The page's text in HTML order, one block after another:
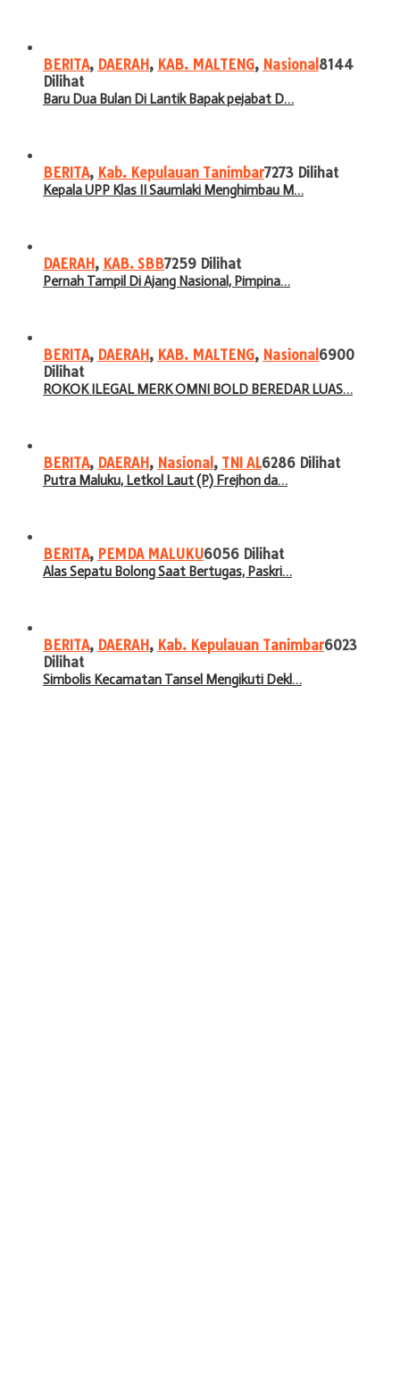
BERITA, DAERAH, KAB. MALTENG, Nasional 8144
Dilihat
Baru Dua Bulan Di Lantik Bapak pejabat D…
BERITA, Kab. Kepulauan Tanimbar7273 Dilihat
Kepala UPP Klas II Saumlaki Menghimbau M…
DAERAH, KAB. SBB7259 Dilihat
Pernah Tampil Di Ajang Nasional, Pimpina…
BERITA, DAERAH, KAB. MALTENG, Nasional 6900
Dilihat
ROKOK ILEGAL MERK OMNI BOLD BEREDAR LUAS…
BERITA, DAERAH, Nasional , TNI AL6286 Dilihat
Putra Maluku, Letkol Laut (P) Frejhon da…
BERITA, PEMDA MALUKU6056 Dilihat
Alas Sepatu Bolong Saat Bertugas, Paskri…
BERITA, DAERAH, Kab. Kepulauan Tanimbar6023
Dilihat
Simbolis Kecamatan Tansel Mengikuti Dekl…